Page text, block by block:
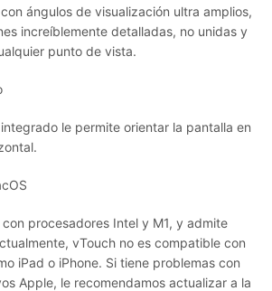
ángulos de visualización ultra amplios,
increíblemente detalladas, no unidas y
punto de vista.
le permite orientar la pantalla en
procesadores Intel y M1, y admite
vTouch no es compatible con
iPad o iPhone. Si tiene problemas con
Apple, le recomendamos actualizar a la